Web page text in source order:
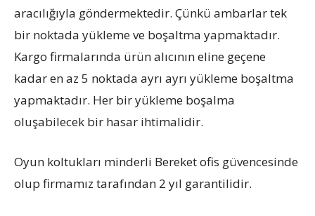
aracılığıyla göndermektedir. Çünkü ambarlar tek
bir noktada yükleme ve boşaltma yapmaktadır.
Kargo firmalarında ürün alıcının eline geçene
kadar en az 5 noktada ayrı ayrı yükleme boşaltma
yapmaktadır. Her bir yükleme boşalma
oluşabilecek bir hasar ihtimalidir.
Oyun koltukları minderli Bereket ofis güvencesinde
olup firmamız tarafından 2 yıl garantilidir.